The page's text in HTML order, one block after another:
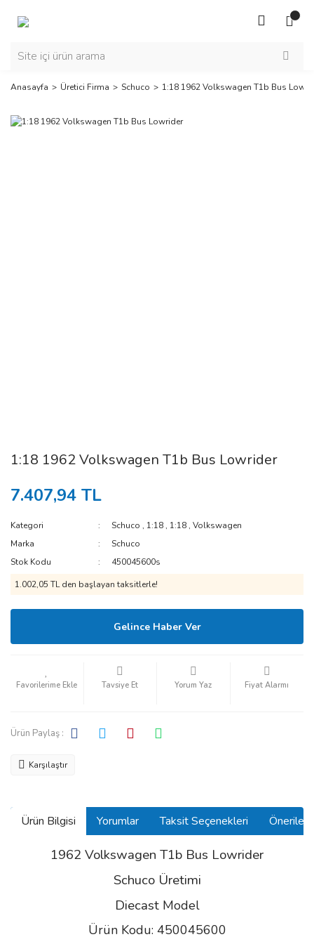
Anasayfa Üretici Firma Schuco 1:18 1962 Volkswagen T1b Bus
1:18 1962 Volkswagen T1b Bus Lowrider
7.407,94 TL
Kategori Schuco , 1:18 , 1:18 ,Volkswagen
Marka
Schuco
Stok Kodu
450045600s
1.002,05 TL den başlayan taksitlerle!
Gelince Haber Ver
Tavsiye Et Yorum Yaz Fiyat Alarmı
Ürün Paylaş :
Karşılaştır
Ürün Bilgisi Yorumlar Taksit Seçenekleri
1962 Volkswagen T1b Bus Lowrider
Schuco Üretimi
Diecast Model
Ürün Kodu: 450045600